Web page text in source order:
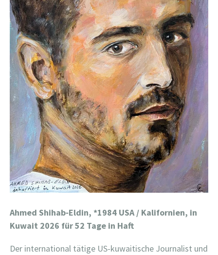
Ahmed Shihab‑Eldin, *1984 USA / Kalifornien, in
Kuwait 2026 für 52 Tage in Haft
Der international tätige US-kuwaitische Journalist und